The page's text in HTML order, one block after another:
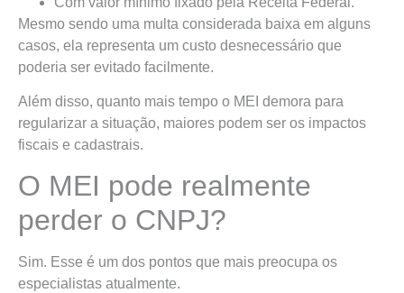
Mesmo sendo uma multa considerada baixa em alguns
casos, ela representa um custo desnecessário que
poderia ser evitado facilmente.
Além disso, quanto mais tempo o MEI demora para
regularizar a situação, maiores podem ser os impactos
fiscais e cadastrais.
O MEI pode realmente
perder o CNPJ?
Sim. Esse é um dos pontos que mais preocupa os
especialistas atualmente.